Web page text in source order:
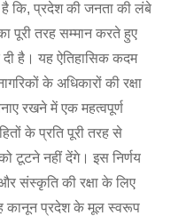
है कि, प्रदेश की जनता की लंबे
पूरी तरह सम्मान करते हुए
है। यह ऐतिहासिक कदम
के अधिकारों की रक्षा
रखने में एक महत्वपूर्ण
के प्रति पूरी तरह से
टूटने नहीं देंगे। इस निर्णय
संस्कृति की रक्षा के लिए
कानून प्रदेश के मूल स्वरूप